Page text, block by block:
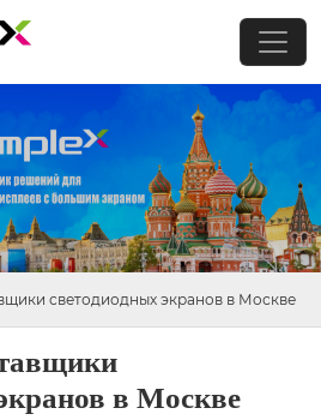
светодиодных экранов в Москве
в Москве